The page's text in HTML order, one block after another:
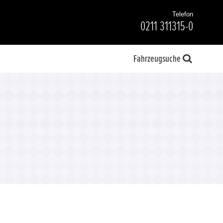
Telefon
0211 311315-0
Fahrzeugsuche